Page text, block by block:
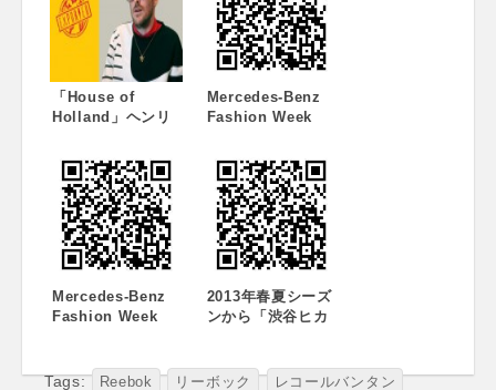
「House of
Holland」ヘンリ
ンタビュー公開
中！
Mercedes-Benz
Fashion Week
A/W、本日開幕！
Mercedes-Benz
Fashion Week
版をアップしまし
2013年春夏シーズ
ンから「渋谷ヒカ
Tags: Reebok リーボック レコールバンタン